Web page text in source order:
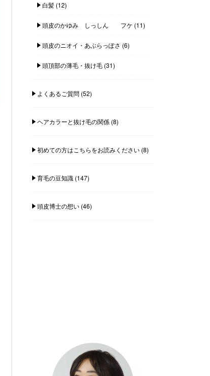
白髪(12)
頭皮のかゆみ しっしん フケ (11)
頭皮のニオイ・あぶらっぽさ (6)
頭頂部の薄毛・抜け毛(31)
よくあるご質問(52)
ヘアカラーと抜け毛の関係(8)
初めての方はこちらをお読みください(8)
育毛の豆知識(147)
頭皮博士の想い(46)